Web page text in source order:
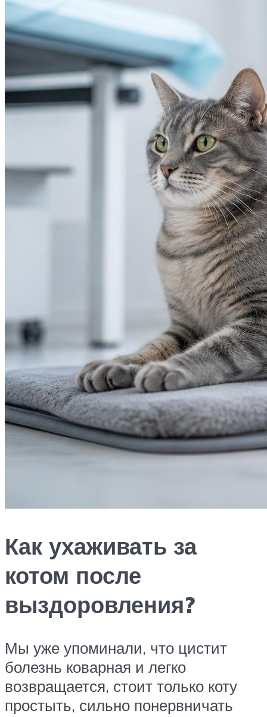
Как ухаживать за
котом после
выздоровления?
Мы уже упоминали, что цистит
болезнь коварная и легко
возвращается, стоит только коту
простыть, сильно понервничать